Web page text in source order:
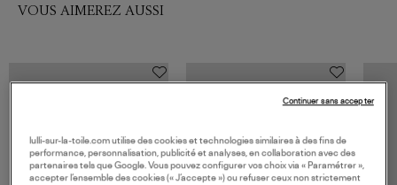
VOUS AIMEREZ AUSSI
lulli-sur-la-toile.com utilise des cookies et technologies similaires à des fins de
performance, personnalisation, publicité et analyses, en collaboration avec des
partenaires tels que Google. Vous pouvez configurer vos choix via « Paramétrer »,
accepter l’ensemble des cookies (« J’accepte ») ou refuser ceux non strictement
Continuer sans accepter